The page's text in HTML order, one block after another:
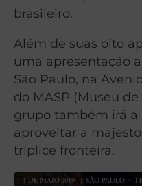
brasileiro.
Além de suas oito
uma apresentação
São Paulo, na
do MASP (Museu
grupo também irá a
aproveitar a
tríplice fronteira.